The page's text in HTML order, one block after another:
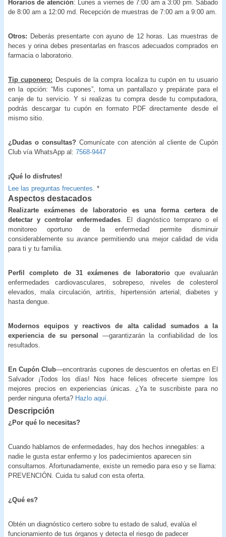
Horarios de atención: Lunes a viernes de 7:00 am a 3:00 pm. Sábado
de 8:00 am a 12:00 md. Recepción de muestras de 7:00 am a 9:00 am.
Otros: Deberás presentarte con ayuno de 12 horas. Las muestras de
heces y orina debes presentarlas en frascos adecuados comprados en
farmacia o laboratorio.
Tip cuponero: Después de la compra localiza tu cupón en tu usuario
en la opción: “Mis cupones”, toma un pantallazo y prepárate para el
canje de tu servicio. Y si realizas tu compra desde tu computadora,
podrás descargar tu cupón en formato PDF directamente desde el
mismo sitio.
¿Dudas o consultas? Comunícate con atención al cliente de Cupón
Club vía WhatsApp al: 7568-9447
¡Qué lo disfrutes!
Lee las preguntas frecuentes. *
Aspectos destacados
Realizarte exámenes de laboratorio es una forma certera de
detectar y controlar enfermedades . El diagnóstico temprano o el
monitoreo oportuno de la enfermedad permite disminuir
considerablemente su avance permitiendo una mejor calidad de vida
para ti y tu familia.
Perfil completo de 31 exámenes de laboratorioque evaluarán
enfermedades cardiovasculares, sobrepeso, niveles de colesterol
elevados, mala circulación, artritis, hipertensión arterial, diabetes y
hasta dengue.
Modernos equipos y reactivos de alta calidad sumados a la
experiencia de su personal —garantizarán la confiabilidad de los
resultados.
En Cupón Club—encontrarás cupones de descuentos en ofertas en El
Salvador ¡Todos los días! Nos hace felices ofrecerte siempre los
mejores precios en experiencias únicas. ¿Ya te suscribiste para no
perder ninguna oferta? Hazlo aquí
Descripción
¿Por qué lo necesitas?
Cuando hablamos de enfermedades, hay dos hechos innegables: a
nadie le gusta estar enfermo y los padecimientos aparecen sin
consultarnos. Afortunadamente, existe un remedio para eso y se llama:
PREVENCIÓN. Cuida tu salud con esta oferta.
¿Qué es?
Obtén un diagnóstico certero sobre tu estado de salud, evalúa el
funcionamiento de tus órganos y detecta el riesgo de padecer